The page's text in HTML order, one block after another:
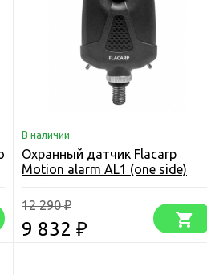
В наличии
Охранный датчик Flacarp
Motion alarm AL1 (one side)
12 290₽
9 832 ₽